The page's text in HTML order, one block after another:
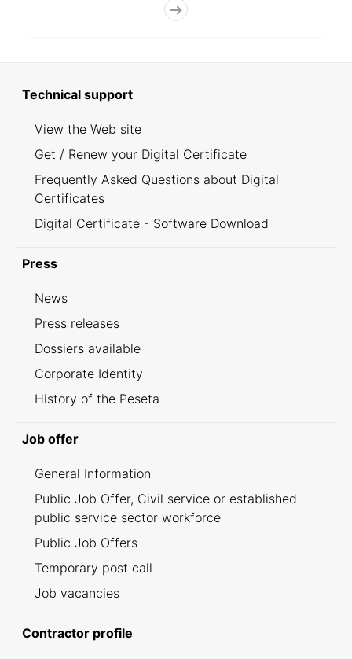
Technical support
View the Web site
Get / Renew your Digital Certificate
Frequently Asked Questions about Digital
Certificates
Digital Certificate - Software Download
Press
News
Press releases
Dossiers available
Corporate Identity
History of the Peseta
Job offer
General Information
Public Job Offer, Civil service or established
public service sector workforce
Public Job Offers
Temporary post call
Job vacancies
Contractor profile